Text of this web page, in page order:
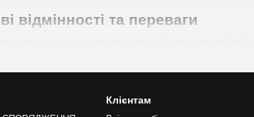
відмінності та переваги
обладнання. Часто воно має камуфляжні
Клієнтам